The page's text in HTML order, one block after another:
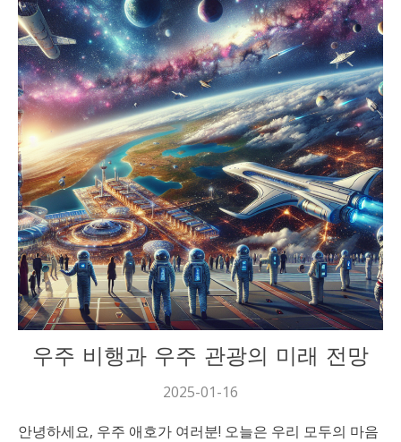
과학
우주 비행과 우주 관광의 미래 전망
2025-01-16
안녕하세요, 우주 애호가 여러분! 오늘은 우리 모두의 마음